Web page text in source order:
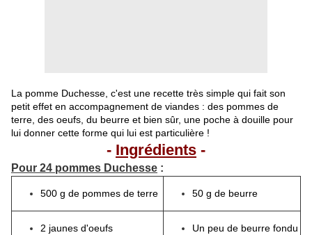
La pomme Duchesse, c'est une recette très simple qui fait son
petit effet en accompagnement de viandes : des pommes de
terre, des oeufs, du beurre et bien sûr, une poche à douille pour
lui donner cette forme qui lui est particulière !
- Ingrédients -
Pour 24 pommes Duchesse :
500 g de pommes de terre 50 g de beurre
2 jaunes d'oeufs Un peu de beurre fondu